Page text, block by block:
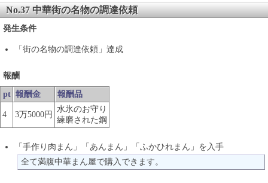
No.37 中華街の名物の調達依頼
発生条件
「街の名物の調達依頼」達成
報酬
pt 報酬金 報酬品
4 3万5000円
水氷のお守り
練磨された鋼
「手作り肉まん」「あんまん」「ふかひれまん」を入手
全て満腹中華まん屋で購入できます。